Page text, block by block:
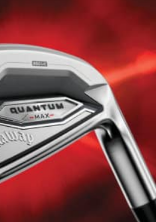
! Réservez vos places